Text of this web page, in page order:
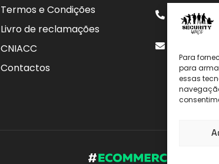
Para
para
essas
Termos e Condições
Livro de reclamações
CNIACC
Contactos
912
para